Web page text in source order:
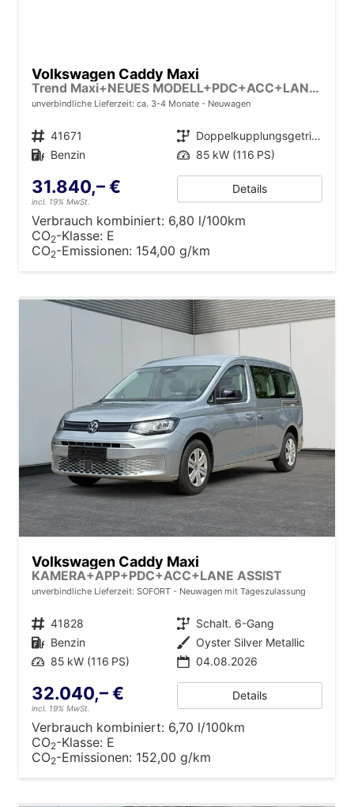
Volkswagen Caddy Maxi
Trend Maxi+NEUES MODELL+PDC+ACC+LANE ASSIST
unverbindliche Lieferzeit: ca. 3-4 Monate Neuwagen
Fahrzeugnr. 41671 Getriebe
Doppelkupplungsgetriebe (DSG)
Kraftstoff Benzin Leistung 85 kW (116 PS)
31.840,– €
incl. 19% MwSt.
Details
Verbrauch kombiniert: 6,80 l/100km
CO2-Klasse: E
CO2-Emissionen: 154,00 g/km
Volkswagen Caddy Maxi
KAMERA+APP+PDC+ACC+LANE ASSIST
unverbindliche Lieferzeit: SOFORT Neuwagen mit Tageszulassung
Fahrzeugnr. 41828 Getriebe Schalt. 6-Gang
Kraftstoff Benzin Außenfarbe Oyster Silver Metallic
Leistung 85 kW (116 PS) 04.08.2026
32.040,– €
incl. 19% MwSt.
Details
Verbrauch kombiniert: 6,70 l/100km
CO2-Klasse: E
CO2-Emissionen: 152,00 g/km